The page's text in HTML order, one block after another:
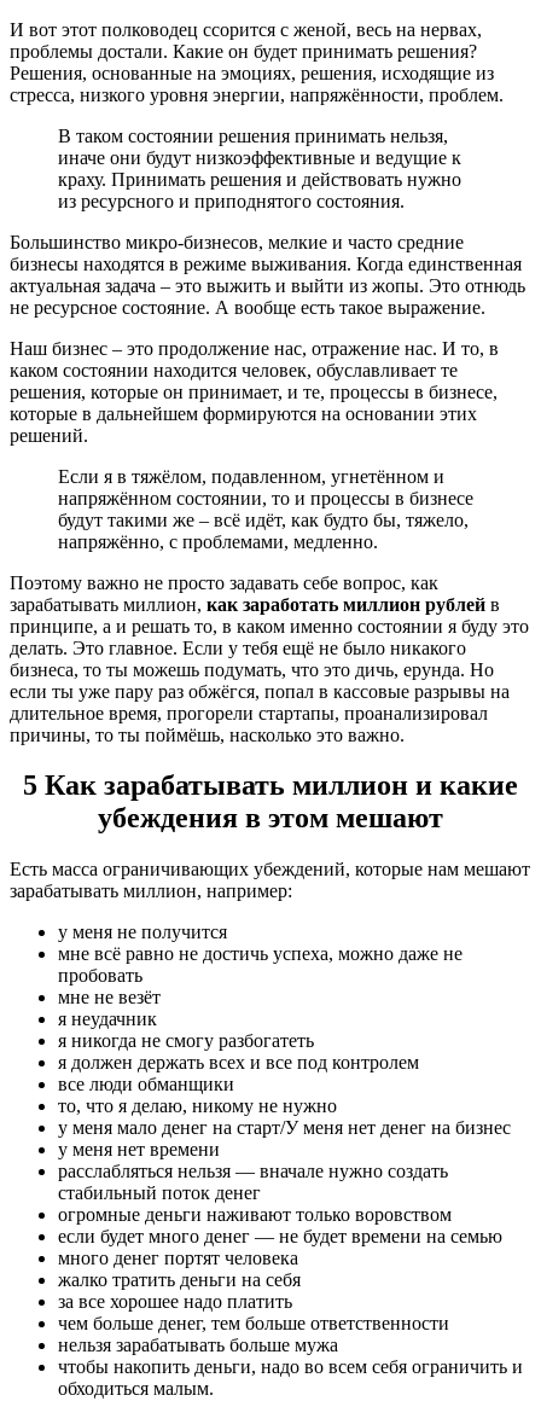
И вот этот полководец ссорится с женой, весь на нервах,
проблемы достали. Какие он будет принимать решения?
Решения, основанные на эмоциях, решения, исходящие из
стресса, низкого уровня энергии, напряжённости, проблем.
В таком состоянии решения принимать нельзя,
иначе они будут низкоэффективные и ведущие к
краху. Принимать решения и действовать нужно
из ресурсного и приподнятого состояния.
Большинство микро-бизнесов, мелкие и часто средние
бизнесы находятся в режиме выживания. Когда единственная
актуальная задача – это выжить и выйти из жопы. Это отнюдь
не ресурсное состояние. А вообще есть такое выражение.
Наш бизнес – это продолжение нас, отражение нас. И то, в
каком состоянии находится человек, обуславливает те
решения, которые он принимает, и те, процессы в бизнесе,
которые в дальнейшем формируются на основании этих
решений.
Если я в тяжёлом, подавленном, угнетённом и
напряжённом состоянии, то и процессы в бизнесе
будут такими же – всё идёт, как будто бы, тяжело,
напряжённо, с проблемами, медленно.
Поэтому важно не просто задавать себе вопрос, как
зарабатывать миллион, как заработать миллион рублей в
принципе, а и решать то, в каком именно состоянии я буду это
делать. Это главное. Если у тебя ещё не было никакого
бизнеса, то ты можешь подумать, что это дичь, ерунда. Но
если ты уже пару раз обжёгся, попал в кассовые разрывы на
длительное время, прогорели стартапы, проанализировал
причины, то ты поймёшь, насколько это важно.
5 Как зарабатывать миллион и какие
убеждения в этом мешают
Есть масса ограничивающих убеждений, которые нам мешают
зарабатывать миллион, например:
у меня не получится
мне всё равно не достичь успеха, можно даже не
пробовать
мне не везёт
я неудачник
я никогда не смогу разбогатеть
я должен держать всех и все под контролем
все люди обманщики
то, что я делаю, никому не нужно
у меня мало денег на старт/У меня нет денег на бизнес
у меня нет времени
расслабляться нельзя — вначале нужно создать
стабильный поток денег
огромные деньги наживают только воровством
если будет много денег — не будет времени на семью
много денег портят человека
жалко тратить деньги на себя
за все хорошее надо платить
чем больше денег, тем больше ответственности
нельзя зарабатывать больше мужа
чтобы накопить деньги, надо во всем себя ограничить и
обходиться малым.